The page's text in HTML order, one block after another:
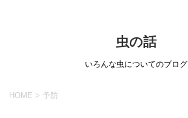
虫の話
いろんな虫についてのブログ
HOME > 予防